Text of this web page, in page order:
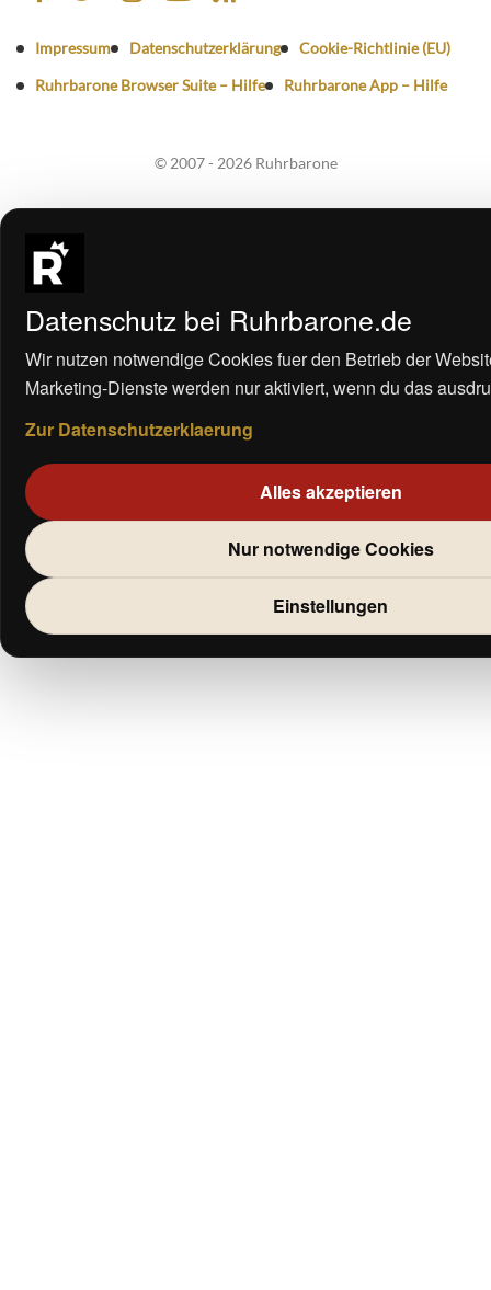
Impressum Datenschutzerklärung
Cookie-Richtlinie (EU)
Ruhrbarone Browser Suite – Hilfe
Ruhrbarone App – Hilfe
© 2007 - 2026 Ruhrbarone
Datenschutz bei Ruhrbarone.de
Wir nutzen notwendige Cookies fuer den Betrieb der
Marketing-Dienste werden nur aktiviert, wenn du das
Zur Datenschutzerklaerung
Alles akzeptieren
Nur notwendige Cookies
Einstellungen